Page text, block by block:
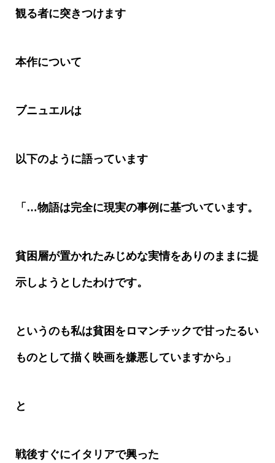
観る者に突きつけます
本作について
ブニュエルは
以下のように語っています
「…物語は完全に現実の事例に基づいています。
貧困層が置かれたみじめな実情をありのままに提
示しようとしたわけです。
というのも私は貧困をロマンチックで甘ったるい
ものとして描く映画を嫌悪していますから」
と
戦後すぐにイタリアで興った